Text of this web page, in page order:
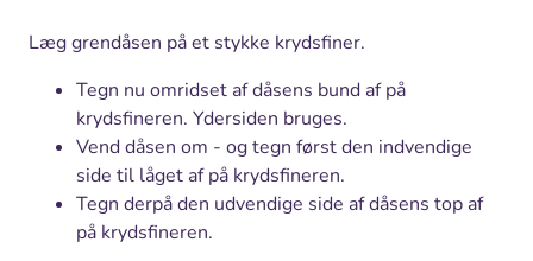
Læg grendåsen på et stykke krydsfiner.
Tegn nu omridset af dåsens bund af på
krydsfineren. Ydersiden bruges.
Vend dåsen om - og tegn først den indvendige
side til låget af på krydsfineren.
Tegn derpå den udvendige side af dåsens top af
på krydsfineren.